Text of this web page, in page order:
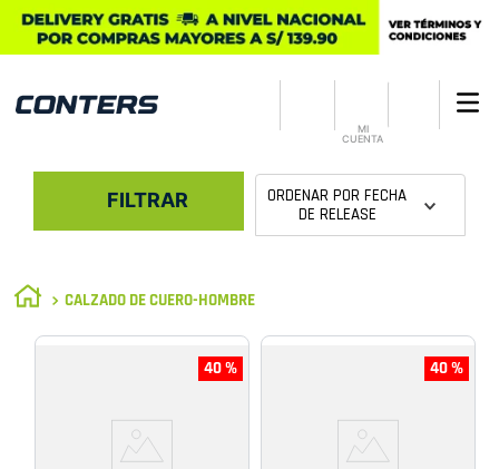
MI
CUENTA
FILTRAR ORDENAR POR FECHA
DE RELEASE
CALZADO DE CUERO-HOMBRE
40 % 40 %